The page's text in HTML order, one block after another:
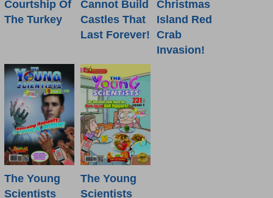
Courtship Of
The Turkey
Cannot Build
Castles That
Last Forever!
Christmas
Island Red
Crab
Invasion!
The Young
Scientists
The Young
Scientists